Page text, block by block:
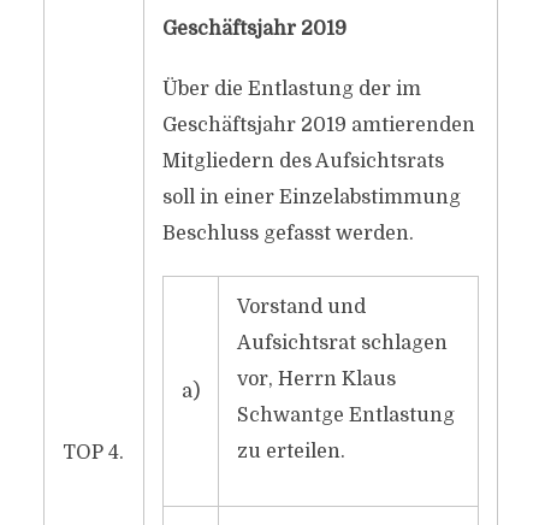
TOP 4.
Geschäftsjahr 2019
Über die Entlastung der im
Geschäftsjahr 2019 amtierenden
Mitgliedern des Aufsichtsrats
soll in einer Einzelabstimmung
Beschluss gefasst werden.
a)
Vorstand und
Aufsichtsrat schlagen
vor, Herrn Klaus
Schwantge Entlastung
zu erteilen.